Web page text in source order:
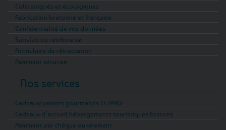
Colis soignés et écologiques
Fabrication bretonne et française
Confidentialité de vos données
Satisfait ou remboursé
Formulaire de rétractation
Paiement sécurisé
Nos services
Cadeaux/paniers gourmands CE/PRO
Cadeaux d’accueil hébergements touristiques bretons
Paiement par chèque ou virement